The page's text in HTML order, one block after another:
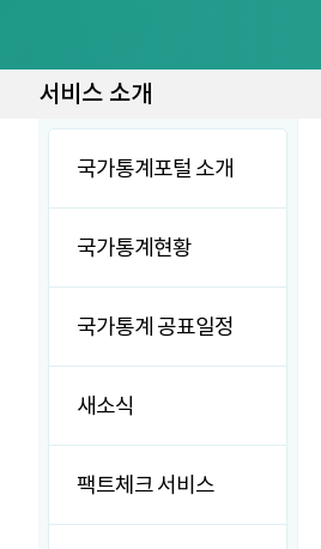
서비스 소개
국가통계포털 소개
국가통계현황
국가통계 공표일정
새소식
팩트체크 서비스